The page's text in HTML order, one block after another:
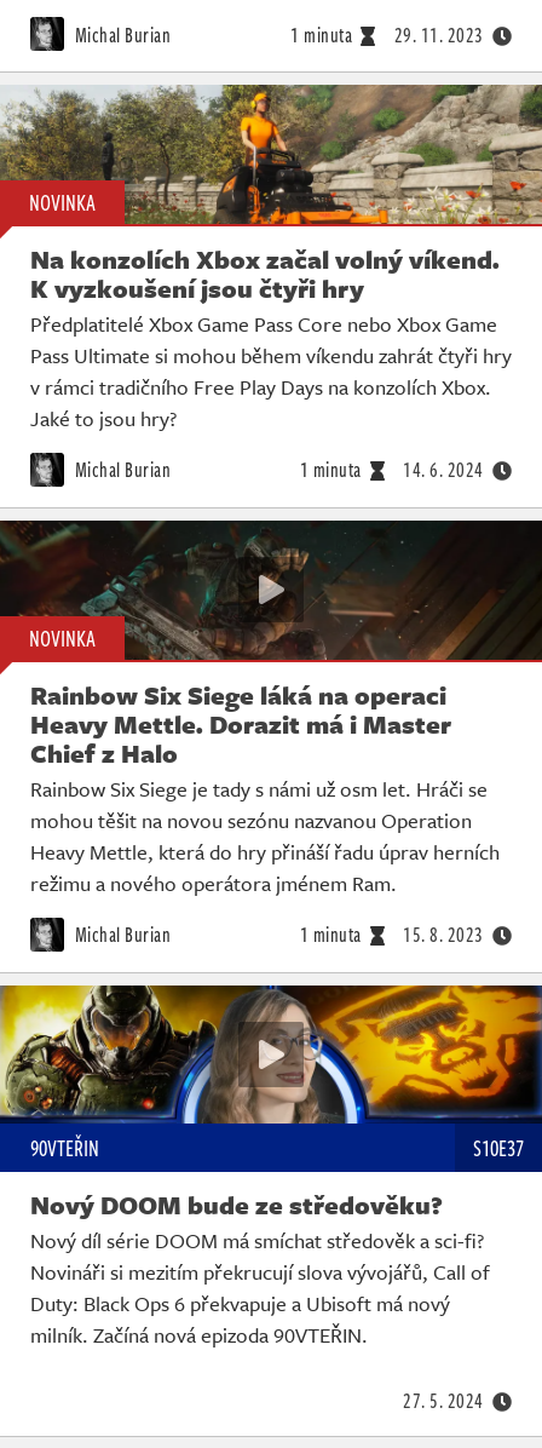
Michal Burian 1 minuta 29. 11. 2023
NOVINKA
Na konzolích Xbox začal volný víkend.
K vyzkoušení jsou čtyři hry
Předplatitelé Xbox Game Pass Core nebo Xbox Game
Pass Ultimate si mohou během víkendu zahrát čtyři hry
v rámci tradičního Free Play Days na konzolích Xbox.
Jaké to jsou hry?
Michal Burian 1 minuta 14. 6. 2024
NOVINKA
Rainbow Six Siege láká na operaci
Heavy Mettle. Dorazit má i Master
Chief z Halo
Rainbow Six Siege je tady s námi už osm let. Hráči se
mohou těšit na novou sezónu nazvanou Operation
Heavy Mettle, která do hry přináší řadu úprav herních
režimu a nového operátora jménem Ram.
Michal Burian 1 minuta 15. 8. 2023
90VTEŘIN S10E37
Nový DOOM bude ze středověku?
Nový díl série DOOM má smíchat středověk a sci-fi?
Novináři si mezitím překrucují slova vývojářů, Call of
Duty: Black Ops 6 překvapuje a Ubisoft má nový
milník. Začíná nová epizoda 90VTEŘIN.
27. 5. 2024